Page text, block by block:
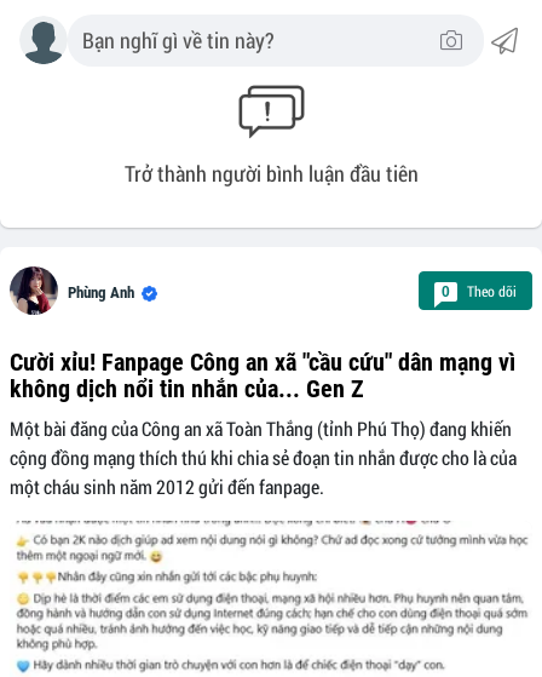
Trở thành người bình luận đầu tiên
Phùng Anh 0 Theo dõi
Cười xỉu! Fanpage Công an xã "cầu cứu" dân mạng vì
không dịch nổi tin nhắn của... Gen Z
Một bài đăng của Công an xã Toàn Thắng (tỉnh Phú Thọ) đang khiến
cộng đồng mạng thích thú khi chia sẻ đoạn tin nhắn được cho là của
một cháu sinh năm 2012 gửi đến fanpage.